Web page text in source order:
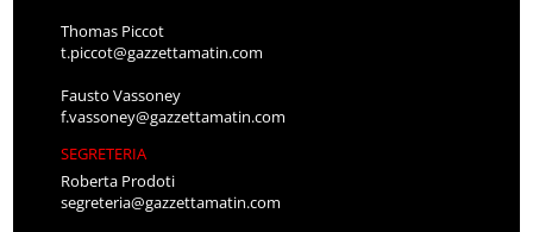
Thomas Piccot
t.piccot@gazzettamatin.com
Fausto Vassoney
f.vassoney@gazzettamatin.com
SEGRETERIA
Roberta Prodoti
segreteria@gazzettamatin.com